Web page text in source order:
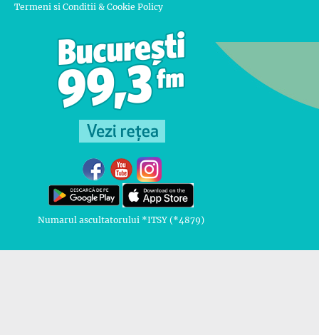
Termeni si Conditii & Cookie Policy
Numarul ascultatorului *ITSY (*4879)